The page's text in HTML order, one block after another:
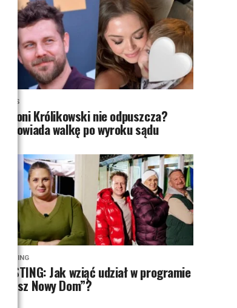
NEWS
Antoni Królikowski nie odpuszcza?
Zapowiada walkę po wyroku sądu
CASTING
CASTING: Jak wziąć udział w programie
„Nasz Nowy Dom”?